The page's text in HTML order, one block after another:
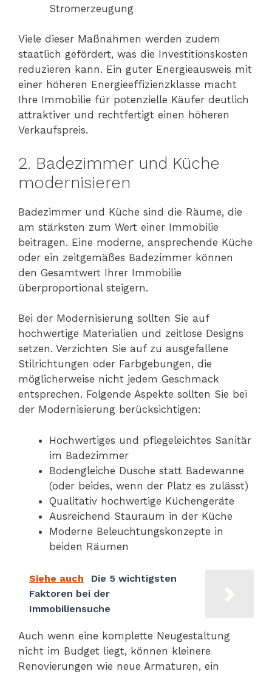
Stromerzeugung
Viele dieser Maßnahmen werden zudem
staatlich gefördert, was die Investitionskosten
reduzieren kann. Ein guter Energieausweis mit
einer höheren Energieeffizienzklasse macht
Ihre Immobilie für potenzielle Käufer deutlich
attraktiver und rechtfertigt einen höheren
Verkaufspreis.
2. Badezimmer und Küche
modernisieren
Badezimmer und Küche sind die Räume, die
am stärksten zum Wert einer Immobilie
beitragen. Eine moderne, ansprechende Küche
oder ein zeitgemäßes Badezimmer können
den Gesamtwert Ihrer Immobilie
überproportional steigern.
Bei der Modernisierung sollten Sie auf
hochwertige Materialien und zeitlose Designs
setzen. Verzichten Sie auf zu ausgefallene
Stilrichtungen oder Farbgebungen, die
möglicherweise nicht jedem Geschmack
entsprechen. Folgende Aspekte sollten Sie bei
der Modernisierung berücksichtigen:
Hochwertiges und pflegeleichtes Sanitär
im Badezimmer
Bodengleiche Dusche statt Badewanne
(oder beides, wenn der Platz es zulässt)
Qualitativ hochwertige Küchengeräte
Ausreichend Stauraum in der Küche
Moderne Beleuchtungskonzepte in
beiden Räumen
Siehe auch
Die 5 wichtigsten
Faktoren bei der
Immobiliensuche
Auch wenn eine komplette Neugestaltung
nicht im Budget liegt, können kleinere
Renovierungen wie neue Armaturen, ein